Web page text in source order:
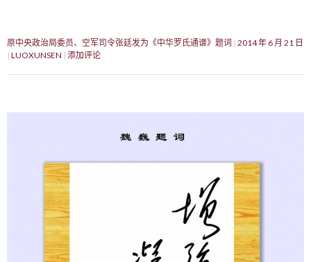
原中央政治局委员、空军司令张廷发为《中华罗氏通谱》题词 2014 年 6 月 21 日
LUOXUNSEN 添加评论